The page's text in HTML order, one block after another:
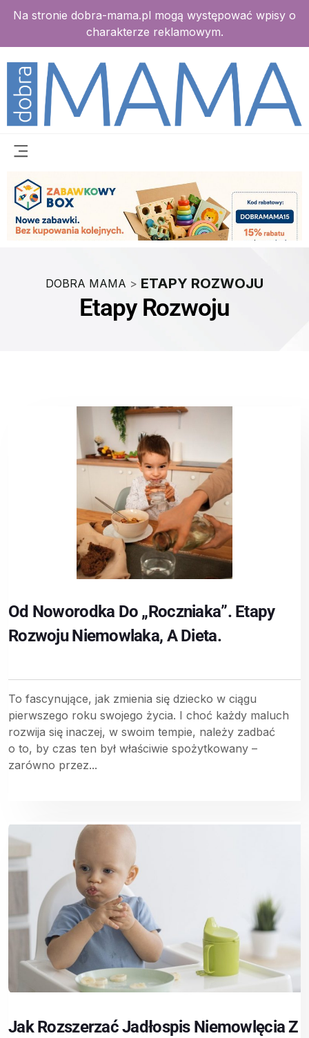
Na stronie dobra-mama.pl mogą występować wpisy o
charakterze reklamowym.
DOBRA MAMA > ETAPY ROZWOJU
Etapy Rozwoju
Od Noworodka Do „roczniaka”. Etapy
Rozwoju Niemowlaka, A Dieta.
To fascynujące, jak zmienia się dziecko w ciągu
pierwszego roku swojego życia. I choć każdy maluch
rozwija się inaczej, w swoim tempie, należy zadbać
o to, by czas ten był właściwie spożytkowany –
zarówno przez...
Jak Rozszerzać Jadłospis Niemowlęcia Z